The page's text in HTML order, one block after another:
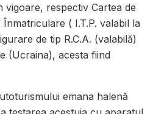
vigoare, respectiv Cartea de
( I.T.P. valabil la
de tip R.C.A. (valabilă)
(Ucraina), acesta fiind
emana halenă